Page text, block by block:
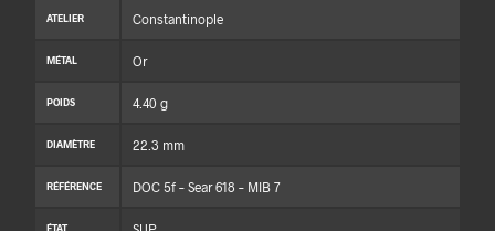
ATELIER Constantinople
MÉTAL Or
POIDS 4.40 g
DIAMÈTRE 22.3 mm
RÉFÉRENCE DOC 5f – Sear 618 – MIB 7
ÉTAT